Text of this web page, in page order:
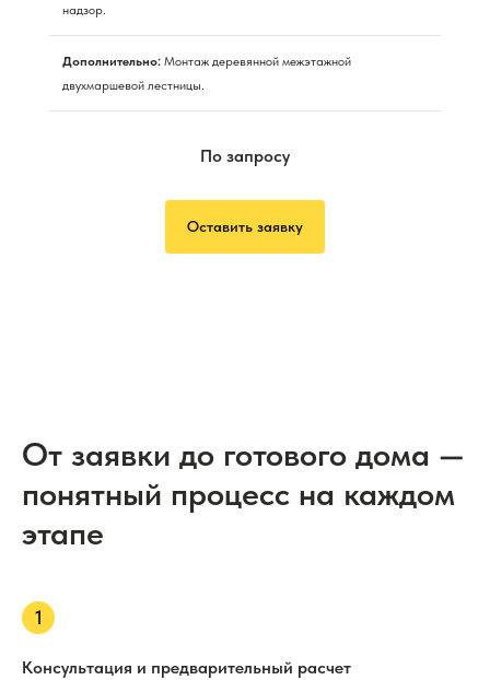
надзор.
Дополнительно: Монтаж деревянной межэтажной
двухмаршевой лестницы.
По запросу
Оставить заявку
От заявки до готового дома —
понятный процесс на каждом
этапе
Консультация и предварительный расчет